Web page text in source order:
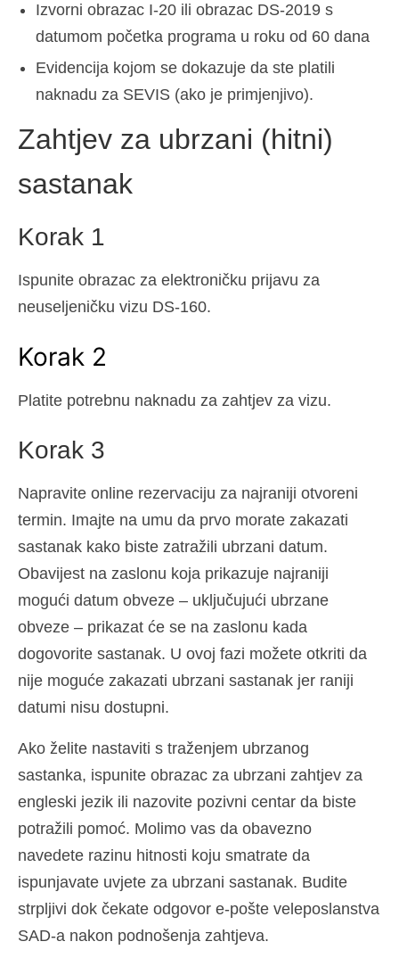
Izvorni obrazac I-20 ili obrazac DS-2019 s
datumom početka programa u roku od 60 dana
Evidencija kojom se dokazuje da ste platili
naknadu za SEVIS (ako je primjenjivo).
Zahtjev za ubrzani (hitni)
sastanak
Korak 1
Ispunite obrazac za elektroničku prijavu za
neuseljeničku vizu DS-160.
Korak 2
Platite potrebnu naknadu za zahtjev za vizu.
Korak 3
Napravite online rezervaciju za najraniji otvoreni
termin. Imajte na umu da prvo morate zakazati
sastanak kako biste zatražili ubrzani datum.
Obavijest na zaslonu koja prikazuje najraniji
mogući datum obveze – uključujući ubrzane
obveze – prikazat će se na zaslonu kada
dogovorite sastanak. U ovoj fazi možete otkriti da
nije moguće zakazati ubrzani sastanak jer raniji
datumi nisu dostupni.
Ako želite nastaviti s traženjem ubrzanog
sastanka, ispunite obrazac za ubrzani zahtjev za
engleski jezik ili nazovite pozivni centar da biste
potražili pomoć. Molimo vas da obavezno
navedete razinu hitnosti koju smatrate da
ispunjavate uvjete za ubrzani sastanak. Budite
strpljivi dok čekate odgovor e-pošte veleposlanstva
SAD-a nakon podnošenja zahtjeva.